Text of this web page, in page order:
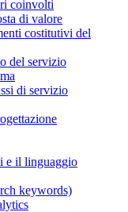
coinvolti
di valore
costitutivi del
del servizio
di servizio
e il linguaggio
keywords)